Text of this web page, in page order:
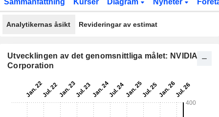
Sammanfattning Kurser Diagram Nyheter
Analytikernas åsikt Revideringar av estimat
Utvecklingen av det genomsnittliga målet: NVIDIA
Corporation